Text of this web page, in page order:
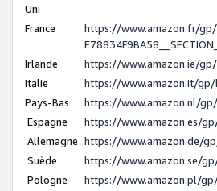
Uni
France
https://www.amazon.fr/
Irlande
https://www.amazon.ie/gp/
Italie
https://www.amazon.it/
Pays-Bas
https://www.amazon.nl/
Espagne
https://www.amazon.es/
Allemagne https://www.amazon.de/
Suède
https://www.amazon.se/
Pologne
https://www.amazon.pl/